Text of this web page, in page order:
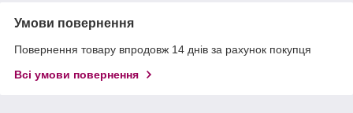
Умови повернення
Повернення товару впродовж 14 днів за рахунок покупця
Всі умови повернення